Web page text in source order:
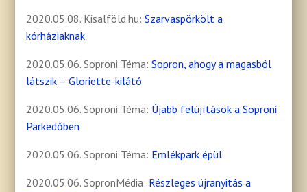
2020.05.08. Kisalföld.hu:Szarvaspörkölt a
kórháziaknak
2020.05.06. Soproni Téma:Sopron, ahogy a magasból
látszik – Gloriette-kilátó
2020.05.06. Soproni Téma: Újabb felújítások a Soproni
Parkedőben
2020.05.06. Soproni Téma: Emlékpark épül
2020.05.06. SopronMédia: Részleges újranyitás a